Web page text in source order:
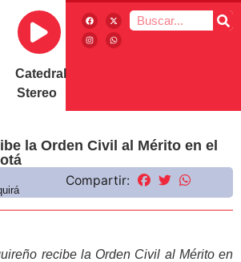
Catedral
Stereo
la Orden Civil al Mérito en el
Compartir:
recibe la Orden Civil al Mérito en